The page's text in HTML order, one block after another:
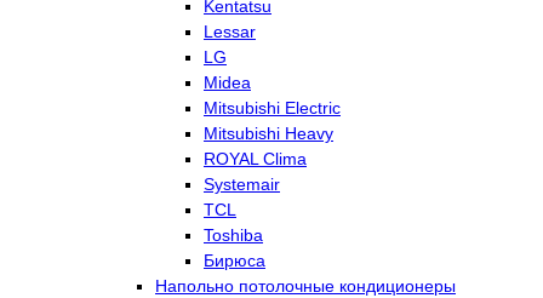
Kentatsu
Lessar
LG
Midea
Mitsubishi Electric
Mitsubishi Heavy
ROYAL Clima
Systemair
TCL
Toshiba
Бирюса
Напольно потолочные кондиционеры